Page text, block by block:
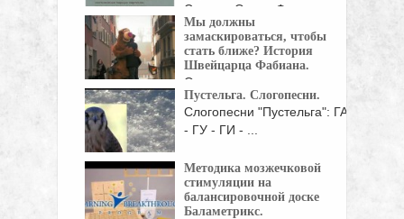
Спикер: Олеся Филюк —
специалист в области
прикладного ...
Мы должны
замаскироваться, чтобы
стать ближе? История
Швейцарца Фабиана.
Он давно уже привык, что в
автобусе ...
Пустельга. Слогопесни.
Слогопесни "Пустельга": ГА
- ГУ - ГИ - ...
Методика мозжечковой
стимуляции на
балансировочной доске
Баламетрикс.